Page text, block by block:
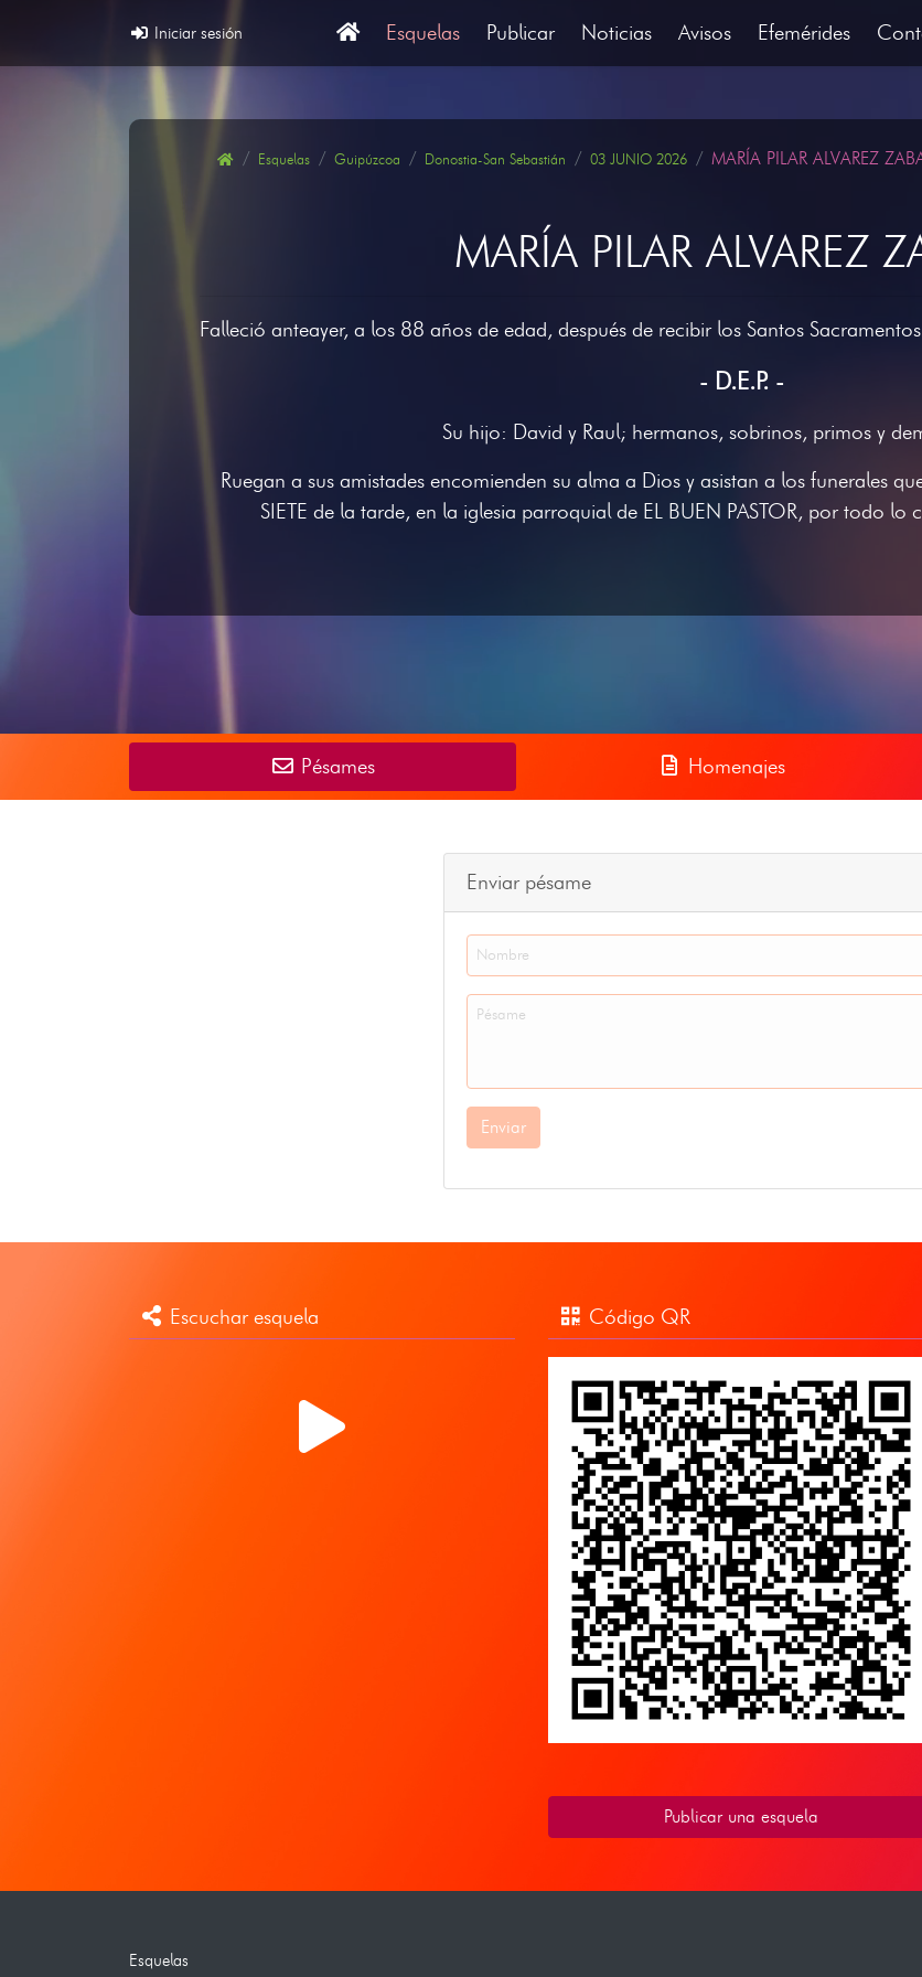
Iniciar sesión Esquelas Publicar Noticias Avisos Efemérides
Esquelas Guipúzcoa Donostia-San Sebastián 03 JUNIO 2026 MARÍA PILAR ALVAREZ
MARÍA PILAR ALVAREZ
Falleció anteayer, a los 88 años de edad, después de recibir los Santos
- D.E.P. -
Su hijo: David y Raul; hermanos, sobrinos, primos y
Ruegan a sus amistades encomienden su alma a Dios y asistan a los funerales
SIETE de la tarde, en la iglesia parroquial de EL BUEN PASTOR, por todo
Pésames Homenajes
Enviar pésame
Enviar
Escuchar esquela Código QR
Publicar una esquela
Esquelas